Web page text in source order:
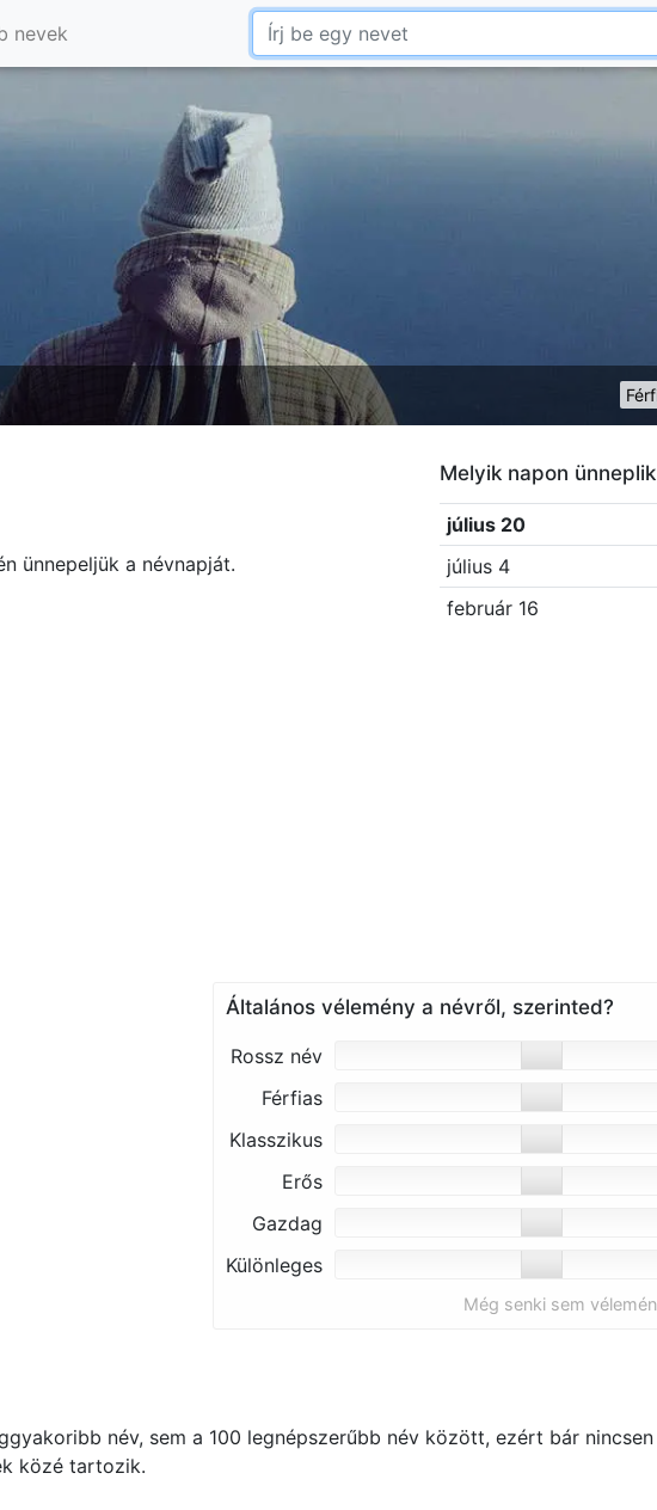
nevek
ünnepeljük a névnapját.
Melyik napon
július 20
július 4
február 16
Általános vélemény a névről, szerinted?
Rossz név
Férfias
Klasszikus
Erős
Gazdag
Különleges
Még senki sem
név, sem a 100 legnépszerűbb név között, ezért bár
közé tartozik.